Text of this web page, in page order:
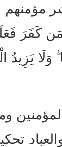
كَفَرَ
وَلَا يَزِيدُ